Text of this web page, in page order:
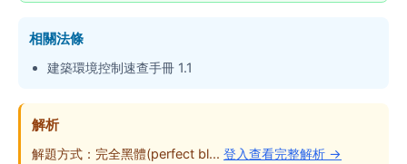
相關法條
建築環境控制速查手冊 1.1
解析
解題方式：完全黑體(perfect bl... 登入查看完整解析 →